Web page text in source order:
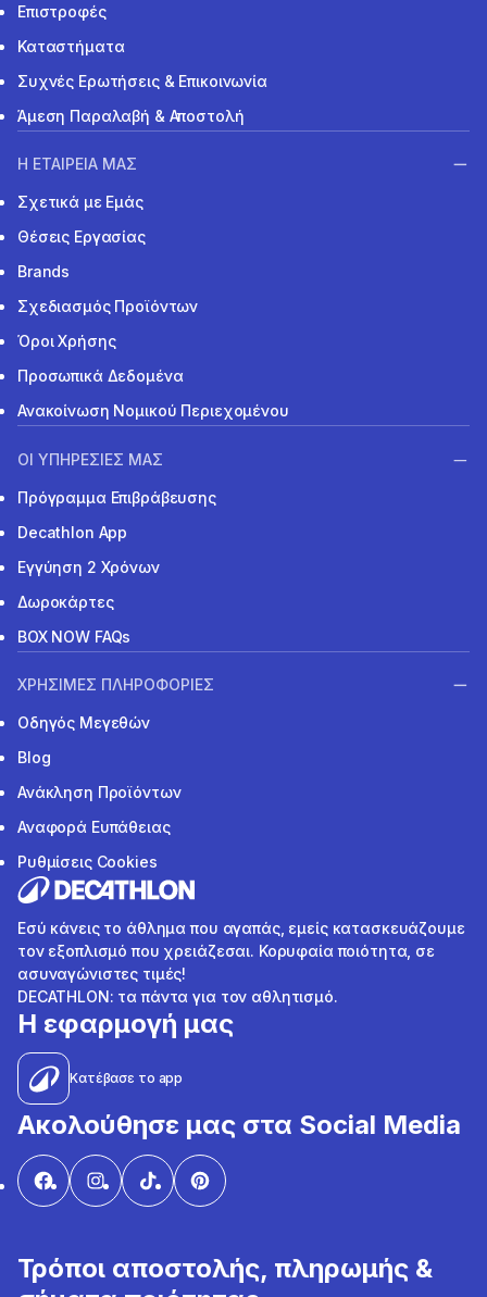
Επιστροφές
Καταστήματα
Συχνές Ερωτήσεις & Επικοινωνία
Άμεση Παραλαβή & Αποστολή
Η ΕΤΑΙΡΕΙΑ ΜΑΣ
Σχετικά με Εμάς
Θέσεις Εργασίας
Brands
Σχεδιασμός Προϊόντων
Όροι Χρήσης
Προσωπικά Δεδομένα
Ανακοίνωση Νομικού Περιεχομένου
ΟΙ ΥΠΗΡΕΣΙΕΣ ΜΑΣ
Πρόγραμμα Επιβράβευσης
Decathlon App
Εγγύηση 2 Χρόνων
Δωροκάρτες
BOX NOW FAQs
ΧΡΗΣΙΜΕΣ ΠΛΗΡΟΦΟΡΙΕΣ
Οδηγός Μεγεθών
Blog
Ανάκληση Προϊόντων
Αναφορά Ευπάθειας
Ρυθμίσεις Cookies
Εσύ κάνεις το άθλημα που αγαπάς, εμείς κατασκευάζουμε
τον εξοπλισμό που χρειάζεσαι. Κορυφαία ποιότητα, σε
ασυναγώνιστες τιμές!
DECATHLON: τα πάντα για τον αθλητισμό.
Η εφαρμογή μας
Κατέβασε το app
Ακολούθησε μας στα Social Media
Τρόποι αποστολής, πληρωμής &